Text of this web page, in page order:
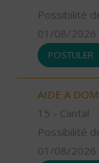
Possibilité
01/08/2026
POSTULER
AIDE A
15 - Cantal
Possibilité
01/08/2026